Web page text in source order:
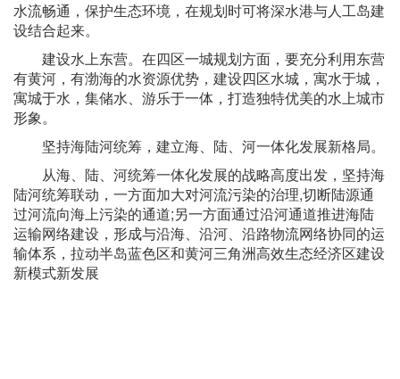
水流畅通，保护生态环境，在规划时可将深水港与人工岛建
设结合起来。
建设水上东营。在四区一城规划方面，要充分利用东营
有黄河，有渤海的水资源优势，建设四区水城，寓水于城，
寓城于水，集储水、游乐于一体，打造独特优美的水上城市
形象。
坚持海陆河统筹，建立海、陆、河一体化发展新格局。
从海、陆、河统筹一体化发展的战略高度出发，坚持海
陆河统筹联动，一方面加大对河流污染的治理,切断陆源通
过河流向海上污染的通道;另一方面通过沿河通道推进海陆
运输网络建设，形成与沿海、沿河、沿路物流网络协同的运
输体系，拉动半岛蓝色区和黄河三角洲高效生态经济区建设
新模式新发展